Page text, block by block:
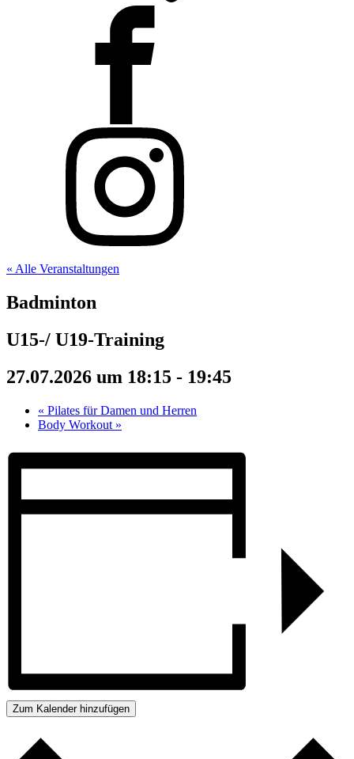
« Alle Veranstaltungen
Badminton
U15-/ U19-Training
27.07.2026 um 18:15 - 19:45
« Pilates für Damen und Herren
Body Workout »
Zum Kalender hinzufügen